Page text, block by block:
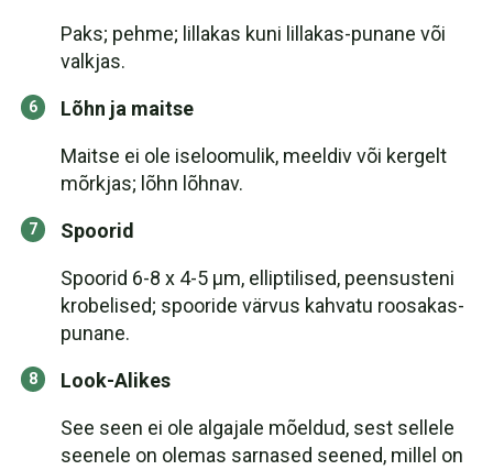
Paks; pehme; lillakas kuni lillakas-punane või
valkjas.
Lõhn ja maitse
Maitse ei ole iseloomulik, meeldiv või kergelt
mõrkjas; lõhn lõhnav.
Spoorid
Spoorid 6-8 x 4-5 µm, elliptilised, peensusteni
krobelised; spooride värvus kahvatu roosakas-
punane.
Look-Alikes
See seen ei ole algajale mõeldud, sest sellele
seenele on olemas sarnased seened, millel on